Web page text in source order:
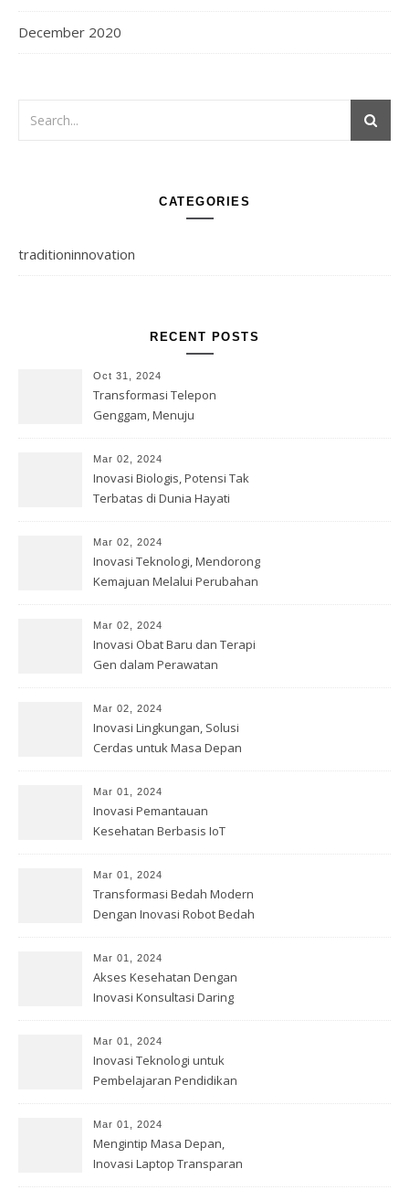
December 2020
CATEGORIES
traditioninnovation
RECENT POSTS
Oct 31, 2024
Transformasi Telepon
Genggam, Menuju
Mar 02, 2024
Inovasi Biologis, Potensi Tak
Terbatas di Dunia Hayati
Mar 02, 2024
Inovasi Teknologi, Mendorong
Kemajuan Melalui Perubahan
Mar 02, 2024
Inovasi Obat Baru dan Terapi
Gen dalam Perawatan
Mar 02, 2024
Inovasi Lingkungan, Solusi
Cerdas untuk Masa Depan
Mar 01, 2024
Inovasi Pemantauan
Kesehatan Berbasis IoT
Mar 01, 2024
Transformasi Bedah Modern
Dengan Inovasi Robot Bedah
Mar 01, 2024
Akses Kesehatan Dengan
Inovasi Konsultasi Daring
Mar 01, 2024
Inovasi Teknologi untuk
Pembelajaran Pendidikan
Mar 01, 2024
Mengintip Masa Depan,
Inovasi Laptop Transparan